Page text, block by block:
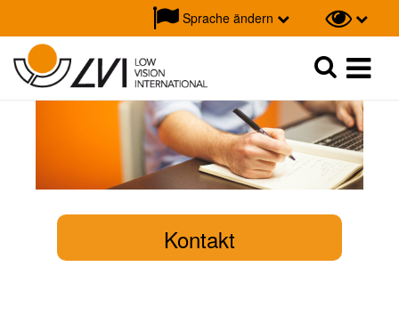
Sprache ändern
Suche
Kontakt